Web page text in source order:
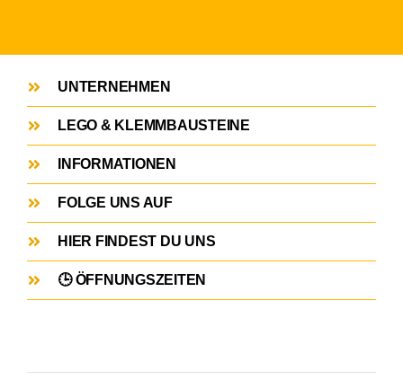
UNTERNEHMEN
LEGO & KLEMMBAUSTEINE
INFORMATIONEN
FOLGE UNS AUF
HIER FINDEST DU UNS
🕒 ÖFFNUNGSZEITEN